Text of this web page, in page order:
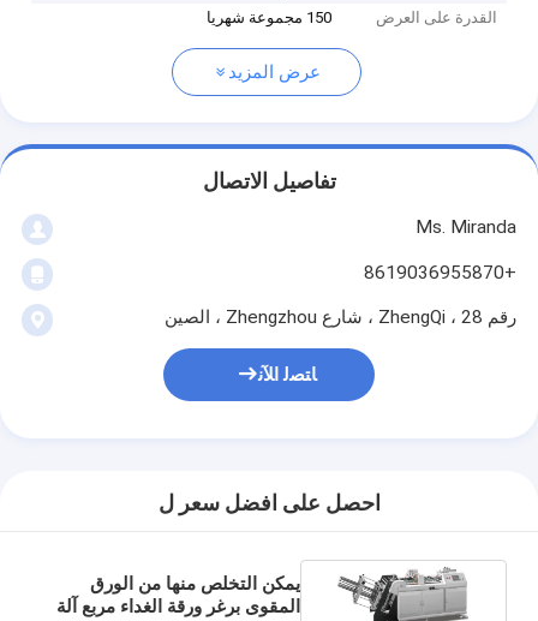
القدرة على العرض
150 مجموعة شهريا
عرض المزيد
تفاصيل الاتصال
Ms. Miranda
+8619036955870
رقم 28 ، ZhengQi ، شارع Zhengzhou ، الصين
ﺎﺘﺼﻟ ﺍﻶﻧ
احصل على افضل سعر ل
يمكن التخلص منها من الورق
المقوى برغر ورقة الغداء مربع آلة